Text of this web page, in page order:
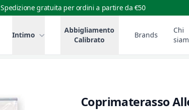
Spedizione gratuita per ordini a partire da €50
Intimo
Abbigliamento
Calibrato
Brands
Chi
Coprimaterasso